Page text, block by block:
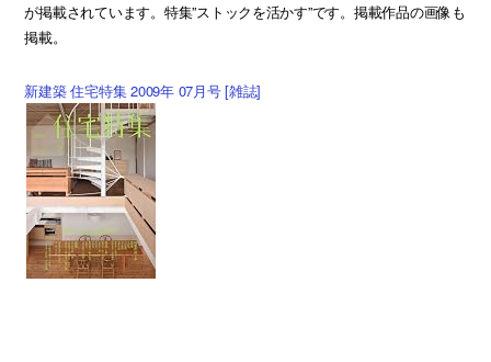
が掲載されています。特集”ストックを活かす”です。掲載作品の画像も
掲載。
新建築 住宅特集 2009年 07月号 [雑誌]